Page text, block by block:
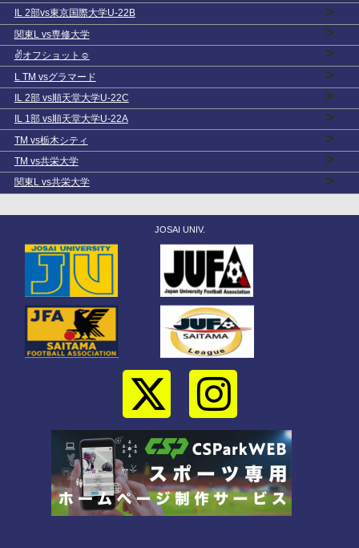
IL 2部vs東京国際大学U-22B >
関東L vs専修大学 >
✌️オフショット☺️ >
L TM vsグラマード >
IL 2部 vs順天堂大学U-22C >
IL 1部 vs順天堂大学U-22A >
TM vs栃木シティ >
TM vs共栄大学 >
関東L vs共栄大学 >
JOSAI UNIV.